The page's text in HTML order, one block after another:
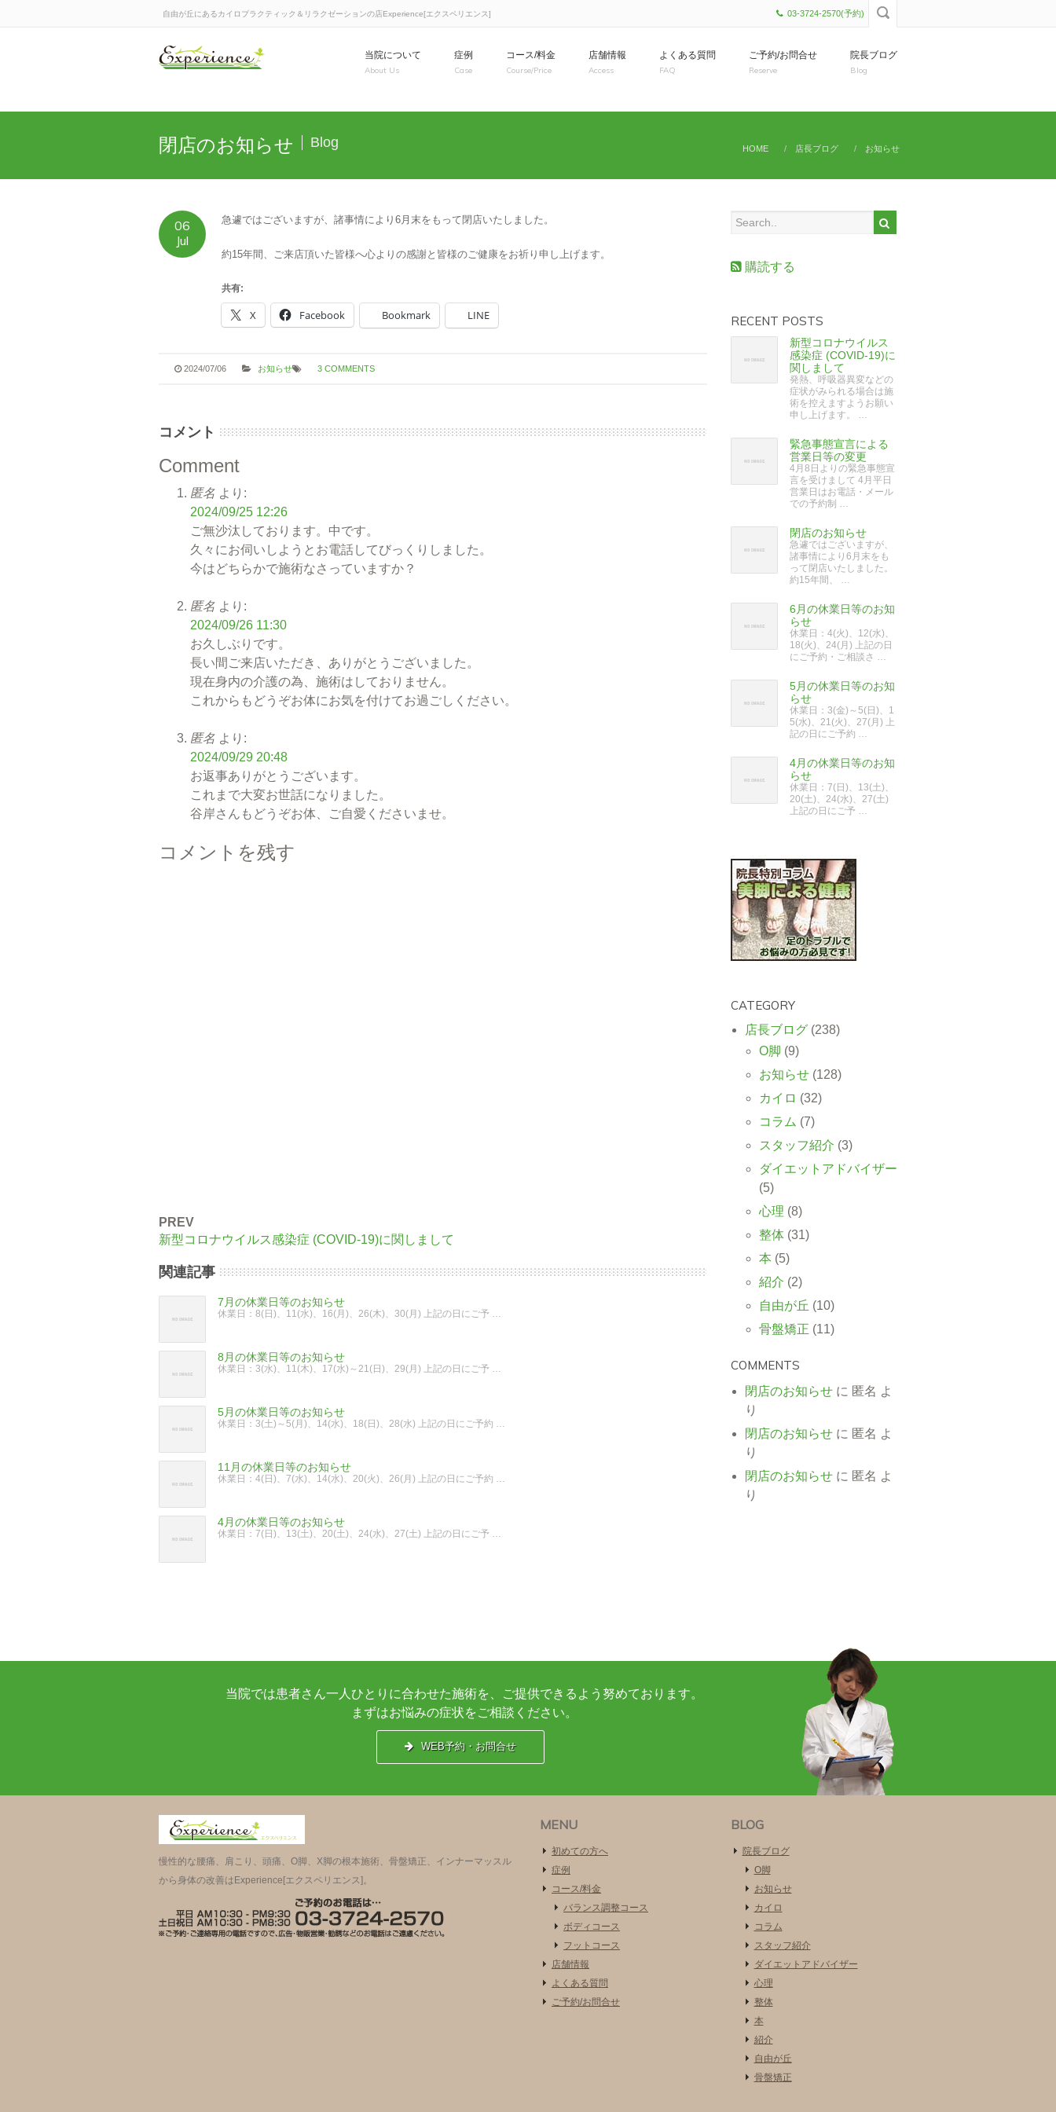
自由が丘にあるカイロプラクティック＆リラクゼーションの店Experience[エクスペリエンス] 03-3724-2570(予約)
当院について
About Us
症例
Case
コース/料金
Course/Price
店舗情報
Access
よくある質問
FAQ
ご予約/お問合せ
Reserve
院長ブログ
Blog
閉店のお知らせ Blog HOME 店長ブログ お知らせ
06
Jul
急遽ではございますが、諸事情により6月末をもって閉店いたしました。
約15年間、ご来店頂いた皆様へ心よりの感謝と皆様のご健康をお祈り申し上げます。
共有:
X Facebook Bookmark LINE
2024/07/06 お知らせ 3 COMMENTS
コメント
Comment
匿名 より:
2024/09/25 12:26
ご無沙汰しております。中です。
久々にお伺いしようとお電話してびっくりしました。
今はどちらかで施術なさっていますか？
匿名 より:
2024/09/26 11:30
お久しぶりです。
長い間ご来店いただき、ありがとうございました。
現在身内の介護の為、施術はしておりません。
これからもどうぞお体にお気を付けてお過ごしください。
匿名 より:
2024/09/29 20:48
お返事ありがとうございます。
これまで大変お世話になりました。
谷岸さんもどうぞお体、ご自愛くださいませ。
コメントを残す
PREV
新型コロナウイルス感染症 (COVID-19)に関しまして
関連記事
7月の休業日等のお知らせ
休業日：8(日)、11(水)、16(月)、26(木)、30(月) 上記の日にご予 …
8月の休業日等のお知らせ
休業日：3(水)、11(木)、17(水)～21(日)、29(月) 上記の日にご予 …
5月の休業日等のお知らせ
休業日：3(土)～5(月)、14(水)、18(日)、28(水) 上記の日にご予約 …
11月の休業日等のお知らせ
休業日：4(日)、7(水)、14(水)、20(火)、26(月) 上記の日にご予約 …
4月の休業日等のお知らせ
休業日：7(日)、13(土)、20(土)、24(水)、27(土) 上記の日にご予 …
購読する
RECENT POSTS
新型コロナウイルス
感染症 (COVID-19)に
関しまして
発熱、呼吸器異変などの
症状がみられる場合は施
術を控えますようお願い
申し上げます。 …
緊急事態宣言による
営業日等の変更
4月8日よりの緊急事態宣
言を受けまして 4月平日
営業日はお電話・メール
での予約制 …
閉店のお知らせ
急遽ではございますが、
諸事情により6月末をも
って閉店いたしました。
約15年間、 …
6月の休業日等のお知
らせ
休業日：4(火)、12(水)、
18(火)、24(月) 上記の日
にご予約・ご相談さ …
5月の休業日等のお知
らせ
休業日：3(金)～5(日)、1
5(水)、21(火)、27(月) 上
記の日にご予約 …
4月の休業日等のお知
らせ
休業日：7(日)、13(土)、
20(土)、24(水)、27(土)
上記の日にご予 …
CATEGORY
店長ブログ(238)
O脚 (9)
お知らせ(128)
カイロ (32)
コラム (7)
スタッフ紹介 (3)
ダイエットアドバイザー
(5)
心理 (8)
整体(31)
本 (5)
紹介 (2)
自由が丘 (10)
骨盤矯正 (11)
COMMENTS
閉店のお知らせに 匿名 よ
り
閉店のお知らせに 匿名 よ
り
閉店のお知らせに 匿名 よ
り
当院では患者さん一人ひとりに合わせた施術を、ご提供できるよう努めております。
まずはお悩みの症状をご相談ください。
WEB予約・お問合せ
慢性的な腰痛、肩こり、頭痛、O脚、X脚の根本施術、骨盤矯正、インナーマッスル
から身体の改善はExperience[エクスペリエンス]。
MENU
初めての方へ
症例
コース/料金
バランス調整コース
ボディコース
フットコース
店舗情報
よくある質問
ご予約/お問合せ
BLOG
院長ブログ
O脚
お知らせ
カイロ
コラム
スタッフ紹介
ダイエットアドバイザー
心理
整体
本
紹介
自由が丘
骨盤矯正